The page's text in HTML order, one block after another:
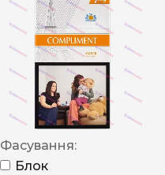
Фасування:
Блок